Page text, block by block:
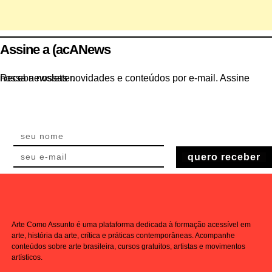
Assine a (acANews
Receba nossas novidades e conteúdos por e-mail. Assine nossa newsletter.
quero receber
Arte Como Assunto é uma plataforma dedicada à formação acessível em
arte, história da arte, crítica e práticas contemporâneas. Acompanhe
conteúdos sobre arte brasileira, cursos gratuitos, artistas e movimentos
artísticos.